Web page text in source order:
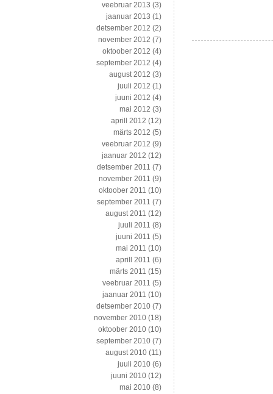
veebruar 2013 (3)
jaanuar 2013 (1)
detsember 2012 (2)
november 2012 (7)
oktoober 2012 (4)
september 2012 (4)
august 2012 (3)
juuli 2012 (1)
juuni 2012 (4)
mai 2012 (3)
aprill 2012 (12)
märts 2012 (5)
veebruar 2012 (9)
jaanuar 2012 (12)
detsember 2011 (7)
november 2011 (9)
oktoober 2011 (10)
september 2011 (7)
august 2011 (12)
juuli 2011 (8)
juuni 2011 (5)
mai 2011 (10)
aprill 2011 (6)
märts 2011 (15)
veebruar 2011 (5)
jaanuar 2011 (10)
detsember 2010 (7)
november 2010 (18)
oktoober 2010 (10)
september 2010 (7)
august 2010 (11)
juuli 2010 (6)
juuni 2010 (12)
mai 2010 (8)